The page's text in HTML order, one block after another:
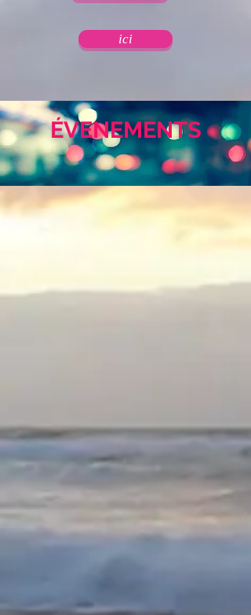
ici
ÉVENEMENTS